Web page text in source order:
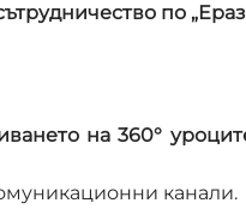
по
на 360°
канали.